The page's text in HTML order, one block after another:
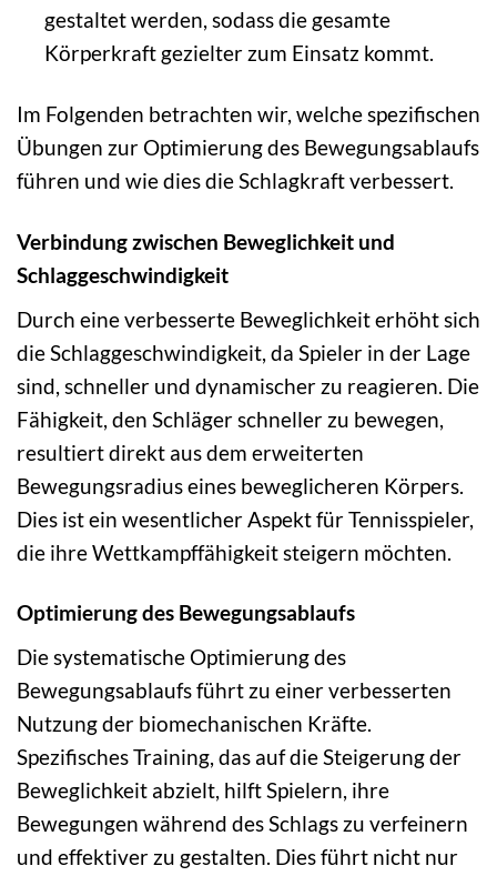
gestaltet werden, sodass die gesamte
Körperkraft gezielter zum Einsatz kommt.
Im Folgenden betrachten wir, welche spezifischen
Übungen zur Optimierung des Bewegungsablaufs
führen und wie dies die Schlagkraft verbessert.
Verbindung zwischen Beweglichkeit und
Schlaggeschwindigkeit
Durch eine verbesserte Beweglichkeit erhöht sich
die Schlaggeschwindigkeit, da Spieler in der Lage
sind, schneller und dynamischer zu reagieren. Die
Fähigkeit, den Schläger schneller zu bewegen,
resultiert direkt aus dem erweiterten
Bewegungsradius eines beweglicheren Körpers.
Dies ist ein wesentlicher Aspekt für Tennisspieler,
die ihre Wettkampffähigkeit steigern möchten.
Optimierung des Bewegungsablaufs
Die systematische Optimierung des
Bewegungsablaufs führt zu einer verbesserten
Nutzung der biomechanischen Kräfte.
Spezifisches Training, das auf die Steigerung der
Beweglichkeit abzielt, hilft Spielern, ihre
Bewegungen während des Schlags zu verfeinern
und effektiver zu gestalten. Dies führt nicht nur